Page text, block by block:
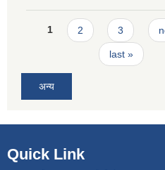
Pages
1 2 3
last »
अन्य
Quick Link